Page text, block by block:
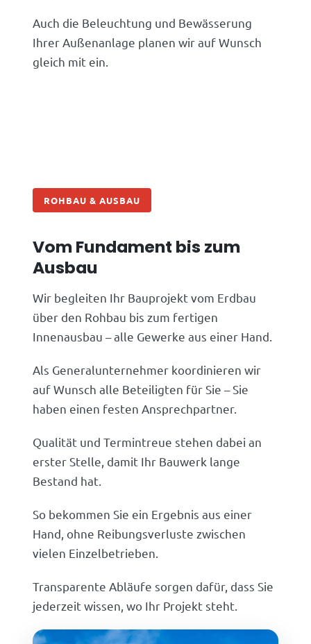
Auch die Beleuchtung und Bewässerung
Ihrer Außenanlage planen wir auf Wunsch
gleich mit ein.
ROHBAU & AUSBAU
Vom Fundament bis zum
Ausbau
Wir begleiten Ihr Bauprojekt vom Erdbau
über den Rohbau bis zum fertigen
Innenausbau – alle Gewerke aus einer Hand.
Als Generalunternehmer koordinieren wir
auf Wunsch alle Beteiligten für Sie – Sie
haben einen festen Ansprechpartner.
Qualität und Termintreue stehen dabei an
erster Stelle, damit Ihr Bauwerk lange
Bestand hat.
So bekommen Sie ein Ergebnis aus einer
Hand, ohne Reibungsverluste zwischen
vielen Einzelbetrieben.
Transparente Abläufe sorgen dafür, dass Sie
jederzeit wissen, wo Ihr Projekt steht.